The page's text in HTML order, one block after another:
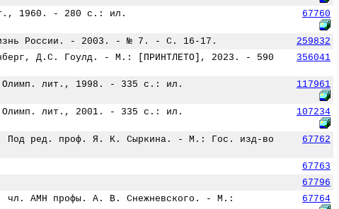
1960. - 280 с.: ил. 67760
жизнь России. - 2003. - № 7. - С. 16-17.
259832
Д.С. Гоулд. - М.: [ПРИНТЛЕТО], 2023. - 590
356041
Олимп. лит., 1998. - 335 с.: ил. 117961
Олимп. лит., 2001. - 335 с.: ил. 107234
Под ред. проф. Я. К. Сыркина. - М.: Гос. изд-во
67762
67763
67796
чл. АМН профы. А. В. Снежневского. - М.:
67764